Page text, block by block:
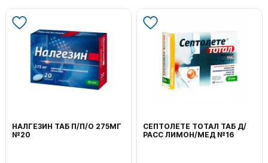
НАЛГЕЗИН ТАБ П/П/О 275МГ
№20
СЕПТОЛЕТЕ ТОТАЛ ТАБ Д/
РАСС ЛИМОН/МЕД №16